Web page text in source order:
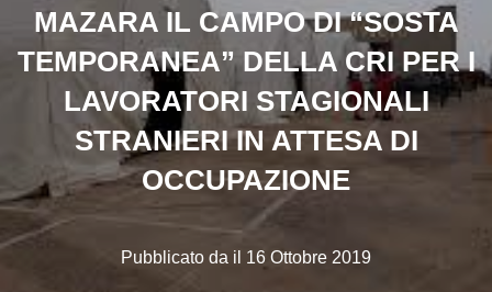
MAZARA IL CAMPO DI “SOSTA
TEMPORANEA” DELLA CRI PER I
LAVORATORI STAGIONALI
STRANIERI IN ATTESA DI
OCCUPAZIONE
Pubblicato da il 16 Ottobre 2019